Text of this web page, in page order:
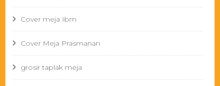
Cover meja Ibm
Cover Meja Prasmanan
grosir taplak meja